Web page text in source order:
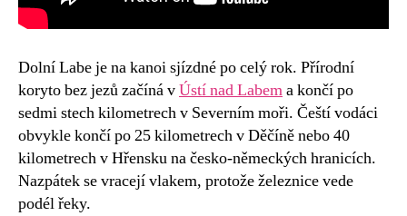
Dolní Labe je na kanoi sjízdné po celý rok. Přírodní
koryto bez jezů začíná vÚstí nad Labema končí po
sedmi stech kilometrech v Severním moři. Čeští vodáci
obvykle končí po 25 kilometrech v Děčíně nebo 40
kilometrech v Hřensku na česko-německých hranicích.
Nazpátek se vracejí vlakem, protože železnice vede
podél řeky.